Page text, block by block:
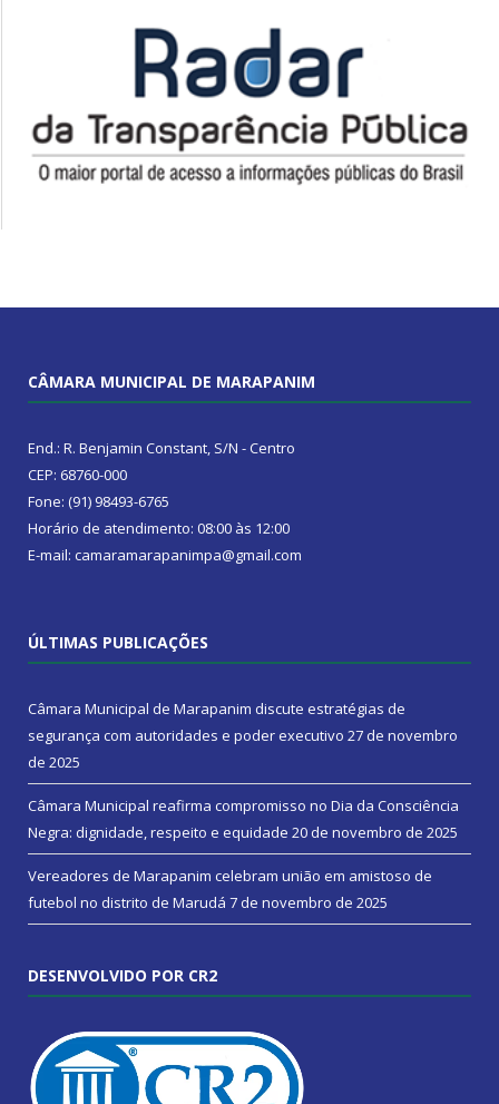
CÂMARA MUNICIPAL DE MARAPANIM
End.: R. Benjamin Constant, S/N - Centro
CEP: 68760-000
Fone: (91) 98493-6765
Horário de atendimento: 08:00 às 12:00
E-mail: camaramarapanimpa@gmail.com
ÚLTIMAS PUBLICAÇÕES
Câmara Municipal de Marapanim discute estratégias de
segurança com autoridades e poder executivo 27 de novembro
de 2025
Câmara Municipal reafirma compromisso no Dia da Consciência
Negra: dignidade, respeito e equidade 20 de novembro de 2025
Vereadores de Marapanim celebram união em amistoso de
futebol no distrito de Marudá 7 de novembro de 2025
DESENVOLVIDO POR CR2